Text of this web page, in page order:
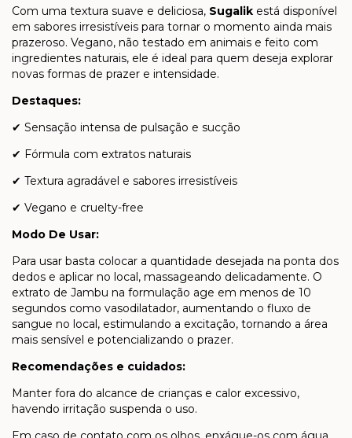
Com uma textura suave e deliciosa, Sugalik está disponível
em sabores irresistíveis para tornar o momento ainda mais
prazeroso. Vegano, não testado em animais e feito com
ingredientes naturais, ele é ideal para quem deseja explorar
novas formas de prazer e intensidade.
Destaques:
✔ Sensação intensa de pulsação e sucção
✔ Fórmula com extratos naturais
✔ Textura agradável e sabores irresistíveis
✔ Vegano e cruelty-free
Modo De Usar:
Para usar basta colocar a quantidade desejada na ponta dos
dedos e aplicar no local, massageando delicadamente. O
extrato de Jambu na formulação age em menos de 10
segundos como vasodilatador, aumentando o fluxo de
sangue no local, estimulando a excitação, tornando a área
mais sensível e potencializando o prazer.
Recomendações e cuidados:
Manter fora do alcance de crianças e calor excessivo,
havendo irritação suspenda o uso.